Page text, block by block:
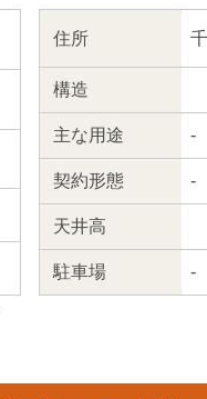
住所
構造
主な用途 -
契約形態 -
天井高
駐車場 -